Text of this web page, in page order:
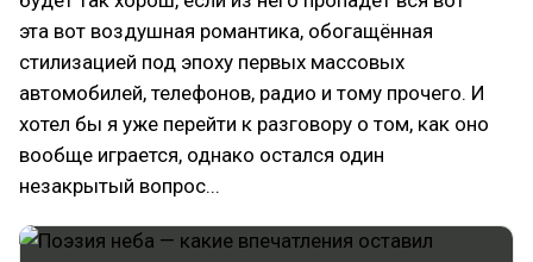
эта вот воздушная романтика, обогащённая
стилизацией под эпоху первых массовых
автомобилей, телефонов, радио и тому прочего. И
хотел бы я уже перейти к разговору о том, как оно
вообще играется, однако остался один
незакрытый вопрос...